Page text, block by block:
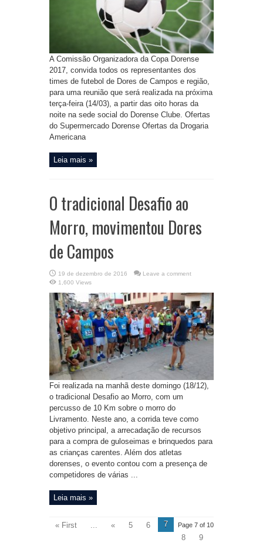
A Comissão Organizadora da Copa Dorense
2017, convida todos os representantes dos
times de futebol de Dores de Campos e região,
para uma reunião que será realizada na próxima
terça-feira (14/03), a partir das oito horas da
noite na sede social do Dorense Clube. Ofertas
do Supermercado Dorense Ofertas da Drogaria
Americana
Leia mais »
O tradicional Desafio ao
Morro, movimentou Dores
de Campos
19 de dezembro de 2016
Leave a comment
1,600 Views
Foi realizada na manhã deste domingo (18/12),
o tradicional Desafio ao Morro, com um
percusso de 10 Km sobre o morro do
Livramento. Neste ano, a corrida teve como
objetivo principal, a arrecadação de recursos
para a compra de guloseimas e brinquedos para
as crianças carentes. Além dos atletas
dorenses, o evento contou com a presença de
competidores de várias ...
Leia mais »
Page 7 of 10
« First ... « 5 6
7
8
9